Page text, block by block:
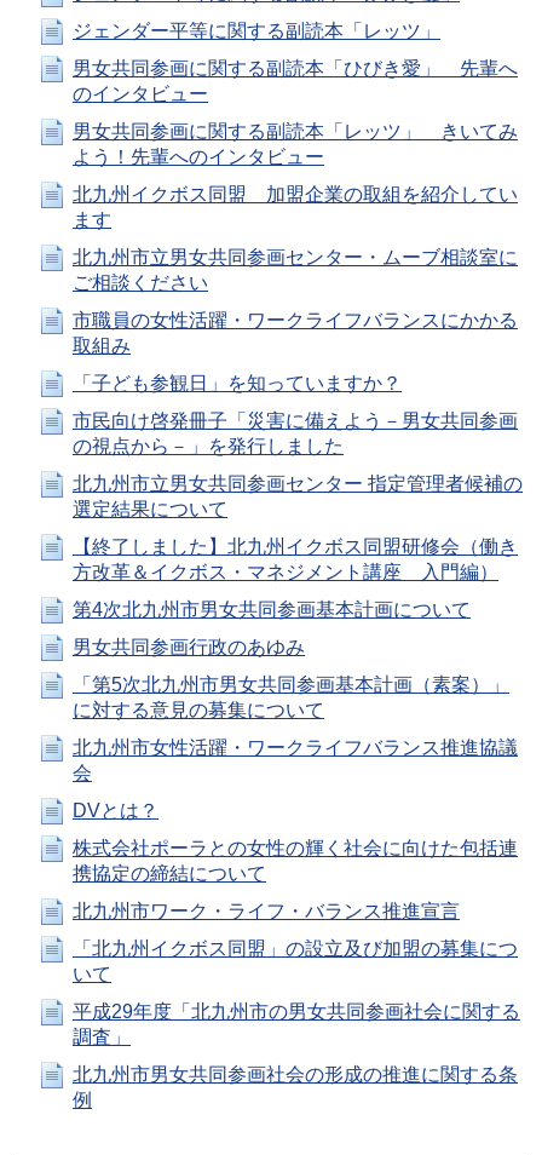
ジェンダー平等に関する副読本「レッツ」
男女共同参画に関する副読本「ひびき愛」 先輩へ
のインタビュー
男女共同参画に関する副読本「レッツ」 きいてみ
よう！先輩へのインタビュー
北九州イクボス同盟 加盟企業の取組を紹介してい
ます
北九州市立男女共同参画センター・ムーブ相談室に
ご相談ください
市職員の女性活躍・ワークライフバランスにかかる
取組み
「子ども参観日」を知っていますか？
市民向け啓発冊子「災害に備えよう－男女共同参画
の視点から－」を発行しました
北九州市立男女共同参画センター 指定管理者候補の
選定結果について
【終了しました】北九州イクボス同盟研修会（働き
方改革＆イクボス・マネジメント講座 入門編）
第4次北九州市男女共同参画基本計画について
男女共同参画行政のあゆみ
「第5次北九州市男女共同参画基本計画（素案）」
に対する意見の募集について
北九州市女性活躍・ワークライフバランス推進協議
会
DVとは？
株式会社ポーラとの女性の輝く社会に向けた包括連
携協定の締結について
北九州市ワーク・ライフ・バランス推進宣言
「北九州イクボス同盟」の設立及び加盟の募集につ
いて
平成29年度「北九州市の男女共同参画社会に関する
調査」
北九州市男女共同参画社会の形成の推進に関する条
例